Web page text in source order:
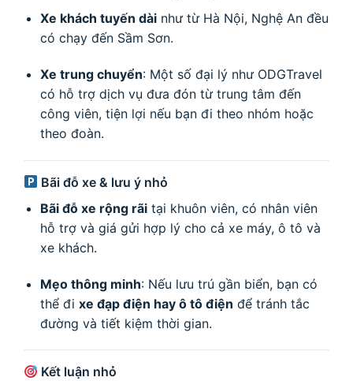
Xe khách tuyến dàinhư từ Hà Nội, Nghệ An đều
có chạy đến Sầm Sơn.
Xe trung chuyển: Một số đại lý như ODGTravel
có hỗ trợ dịch vụ đưa đón từ trung tâm đến
công viên, tiện lợi nếu bạn đi theo nhóm hoặc
theo đoàn.
Bãi đỗ xe & lưu ý nhỏ
Bãi đỗ xe rộng rãitại khuôn viên, có nhân viên
hỗ trợ và giá gửi hợp lý cho cả xe máy, ô tô và
xe khách.
Mẹo thông minh: Nếu lưu trú gần biển, bạn có
thể đi xe đạp điện hay ô tô điện để tránh tắc
đường và tiết kiệm thời gian.
Kết luận nhỏ